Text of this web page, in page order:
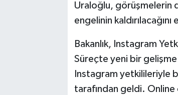
Uraloğlu, görüşmelerin
engelinin kaldırılacağını
Bakanlık, Instagram
Süreçte yeni bir gelişme
Instagram yetkilileriyle
tarafından geldi. Online